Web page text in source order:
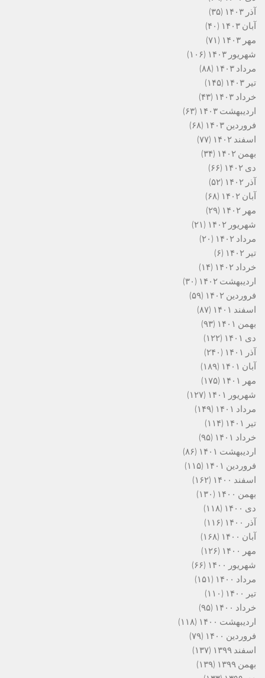
آذر ۱۴۰۳
(۳۵)
آبان ۱۴۰۳
(۴۰)
مهر ۱۴۰۳
(۷۱)
شهریور ۱۴۰۳
(۱۰۶)
مرداد ۱۴۰۳
(۸۸)
تیر ۱۴۰۳
(۱۴۵)
خرداد ۱۴۰۳
(۴۳)
اردیبهشت ۱۴۰۳
(۶۳)
فروردین ۱۴۰۳
(۶۸)
اسفند ۱۴۰۲
(۷۷)
بهمن ۱۴۰۲
(۳۴)
دی ۱۴۰۲
(۶۶)
آذر ۱۴۰۲
(۵۲)
آبان ۱۴۰۲
(۶۸)
مهر ۱۴۰۲
(۲۹)
شهریور ۱۴۰۲
(۲۱)
مرداد ۱۴۰۲
(۲۰)
تیر ۱۴۰۲
(۶)
خرداد ۱۴۰۲
(۱۴)
اردیبهشت ۱۴۰۲
(۳۰)
فروردین ۱۴۰۲
(۵۹)
اسفند ۱۴۰۱
(۸۷)
بهمن ۱۴۰۱
(۹۳)
دی ۱۴۰۱
(۱۲۲)
آذر ۱۴۰۱
(۲۴۰)
آبان ۱۴۰۱
(۱۸۹)
مهر ۱۴۰۱
(۱۷۵)
شهریور ۱۴۰۱
(۱۲۷)
مرداد ۱۴۰۱
(۱۴۹)
تیر ۱۴۰۱
(۱۱۴)
خرداد ۱۴۰۱
(۹۵)
اردیبهشت ۱۴۰۱
(۸۶)
فروردین ۱۴۰۱
(۱۱۵)
اسفند ۱۴۰۰
(۱۶۲)
بهمن ۱۴۰۰
(۱۳۰)
دی ۱۴۰۰
(۱۱۸)
آذر ۱۴۰۰
(۱۱۶)
آبان ۱۴۰۰
(۱۶۸)
مهر ۱۴۰۰
(۱۲۶)
شهریور ۱۴۰۰
(۶۶)
مرداد ۱۴۰۰
(۱۵۱)
تیر ۱۴۰۰
(۱۱۰)
خرداد ۱۴۰۰
(۹۵)
اردیبهشت ۱۴۰۰
(۱۱۸)
فروردین ۱۴۰۰
(۷۹)
اسفند ۱۳۹۹
(۱۳۷)
بهمن ۱۳۹۹
(۱۳۹)